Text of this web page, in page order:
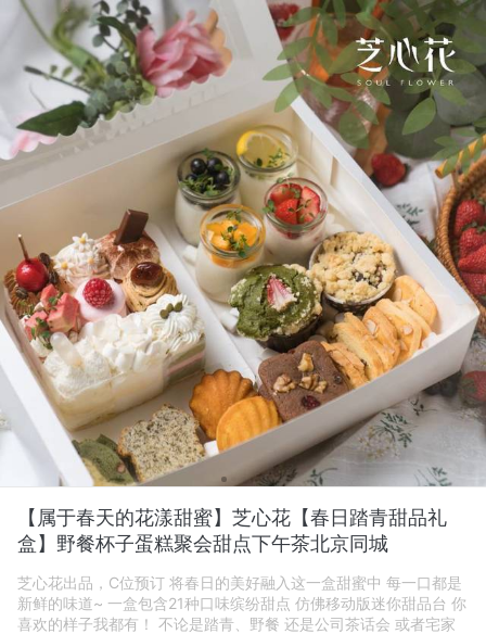
【属于春天的花漾甜蜜】芝心花【春日踏青甜品礼
盒】野餐杯子蛋糕聚会甜点下午茶北京同城
芝心花出品，C位预订 将春日的美好融入这一盒甜蜜中 每一口都是
新鲜的味道~ 一盒包含21种口味缤纷甜点 仿佛移动版迷你甜品台 你
喜欢的样子我都有！ 不论是踏青、野餐 还是公司茶话会 或者宅家